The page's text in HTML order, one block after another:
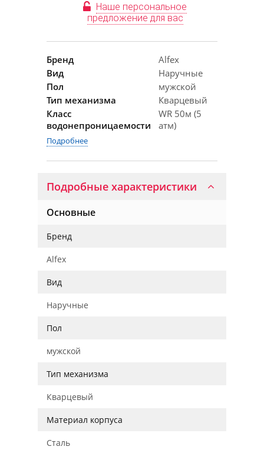
Наше персональное
предложение для вас
Бренд
Alfex
Вид
Наручные
Пол
мужской
Тип механизма
Кварцевый
Класс
водонепроницаемости
WR 50м (5
атм)
Подробнее
Подробные характеристики
Основные
Бренд
Alfex
Вид
Наручные
Пол
мужской
Тип механизма
Кварцевый
Материал корпуса
Сталь